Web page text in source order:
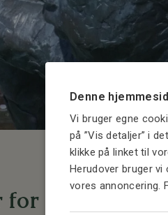
for fastsættelse
Denne
Vi bruger egne
på ”Vis detaljer” i
klikke på linket til
Herudover bruger
vores annoncering.